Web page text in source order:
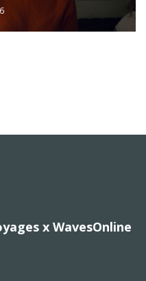
x WavesOnline